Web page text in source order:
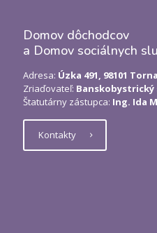
Domov dôchodcov
a Domov sociálnych
Adresa: Úzka 491, 98101
Zriaďovateľ: Banskobystrický
Štatutárny zástupca: Ing. Ida
Kontakty